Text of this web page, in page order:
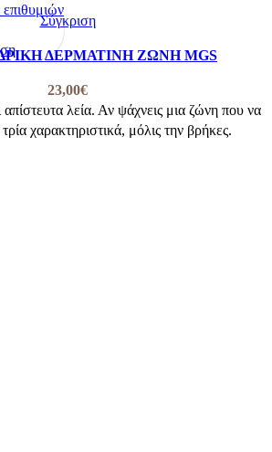
Σύγκριση
ΔΕΡΜΑΤΙΝΗ ΖΩΝΗ MGS
23,00€
λεία. Αν ψάχνεις μια ζώνη που να
χαρακτηριστικά, μόλις την βρήκες.